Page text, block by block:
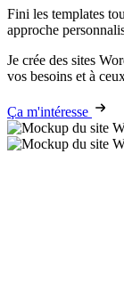
Fini les templates
approche
Je crée des sites
vos besoins et à
Ça m'intéresse